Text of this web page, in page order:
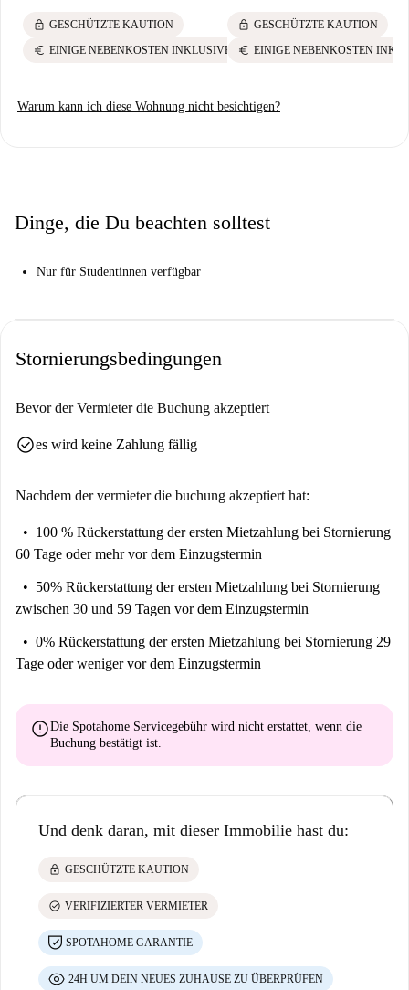
lock GESCHÜTZTE KAUTION
euro EINIGE NEBENKOSTEN INKLUSIVE
lock GESCHÜTZTE KAUTION
euro EINIGE NEBENKOSTEN
Warum kann ich diese Wohnung nicht besichtigen?
Dinge, die Du beachten solltest
Nur für Studentinnen verfügbar
Stornierungsbedingungen
Bevor der Vermieter die Buchung akzeptiert
check_circlees wird keine Zahlung fällig
Nachdem der vermieter die buchung akzeptiert hat:
100 % Rückerstattung der ersten Mietzahlung bei Stornierung
60 Tage oder mehr vor dem Einzugstermin
50% Rückerstattung der ersten Mietzahlung bei Stornierung
zwischen 30 und 59 Tagen vor dem Einzugstermin
0% Rückerstattung der ersten Mietzahlung bei Stornierung 29
Tage oder weniger vor dem Einzugstermin
errorDie Spotahome Servicegebühr wird nicht erstattet , wenn die
Buchung bestätigt ist.
Und denk daran, mit dieser Immobilie hast du:
lock GESCHÜTZTE KAUTION
check_circle VERIFIZIERTER VERMIETER
SPOTAHOME GARANTIE
24H UM DEIN NEUES ZUHAUSE ZU ÜBERPRÜFEN